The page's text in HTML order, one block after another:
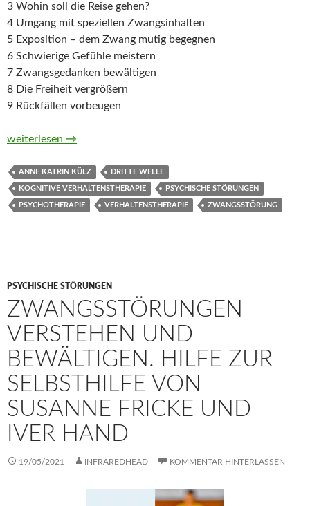
3 Wohin soll die Reise gehen?
4 Umgang mit speziellen Zwangsinhalten
5 Exposition – dem Zwang mutig begegnen
6 Schwierige Gefühle meistern
7 Zwangsgedanken bewältigen
8 Die Freiheit vergrößern
9 Rückfällen vorbeugen
Zwangsstörungen. 75 Therapiekarten von Anne Katrin Külz
weiterlesen →
ANNE KATRIN KÜLZ DRITTE WELLE
KOGNITIVE VERHALTENSTHERAPIE PSYCHISCHE STÖRUNGEN
PSYCHOTHERAPIE VERHALTENSTHERAPIE ZWANGSSTÖRUNG
PSYCHISCHE STÖRUNGEN
ZWANGSSTÖRUNGEN
VERSTEHEN UND
BEWÄLTIGEN. HILFE ZUR
SELBSTHILFE VON
SUSANNE FRICKE UND
IVER HAND
19/05/2021 INFRAREDHEAD KOMMENTAR HINTERLASSEN